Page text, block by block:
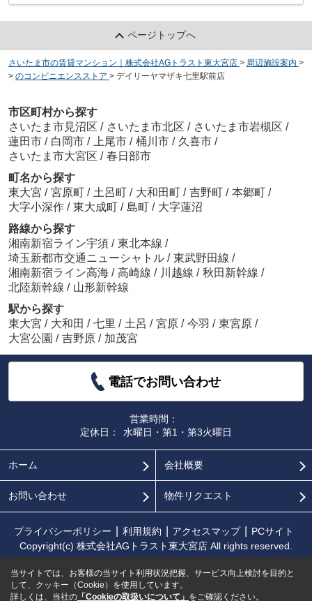
ページトップへ
さいたま市の賃貸マンション｜株式会社AGトラスト東大宮店 > 周辺施設案内 >
> のコンビニエンスストア > デイリーヤマザキ七里駅前店
市区町村から探す
さいたま市見沼区 / さいたま市北区 / さいたま市岩槻区 /
蓮田市 / 白岡市 / 上尾市 / 桶川市 / 久喜市 /
さいたま市大宮区 / 春日部市
町名から探す
東大宮 / 宮原町 / 土呂町 / 大和田町 / 吉野町 / 本郷町 /
大字小深作 / 東大成町 / 島町 / 大字蓮沼
路線から探す
湘南新宿ライン宇須 / 東北本線 /
埼玉新都市交通ニューシャトル / 東武野田線 /
湘南新宿ライン高海 / 高崎線 / 川越線 / 秋田新幹線 /
北陸新幹線 / 山形新幹線
駅から探す
東大宮 / 大和田 / 七里 / 土呂 / 宮原 / 今羽 / 東宮原 /
大宮公園 / 吉野原 / 加茂宮
電話でお問い合わせ
営業時間：
定休日：
水曜日・第1・第3火曜日
ホーム 会社概要
お問い合わせ 物件リクエスト
プライバシーポリシー 利用規約 アクセスマップ
PCサイト
Copyright(c) 株式会社AGトラスト東大宮店 All rights reserved.
当サイトでは、お客様の当サイト利用状況把握、サービス向上検討を目的と
して、クッキー（Cookie）を使用しています。
詳しくは、当社の 「Cookieの取扱いについて」 をご確認ください。